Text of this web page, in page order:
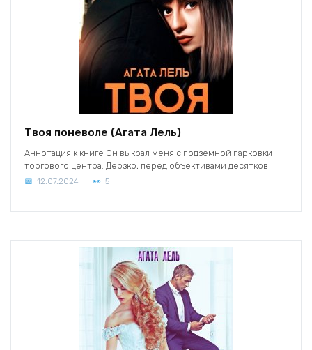
Твоя поневоле (Агата Лель)
Аннотация к книге Он выкрал меня с подземной парковки
торгового центра. Дерзко, перед объективами десятков
12.07.2024 5